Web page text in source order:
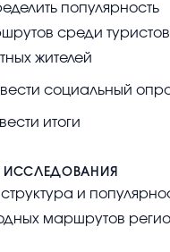
популярность
среди
жителей
социальный
итоги
ИССЛЕДОВАНИЯ
и
маршрутов